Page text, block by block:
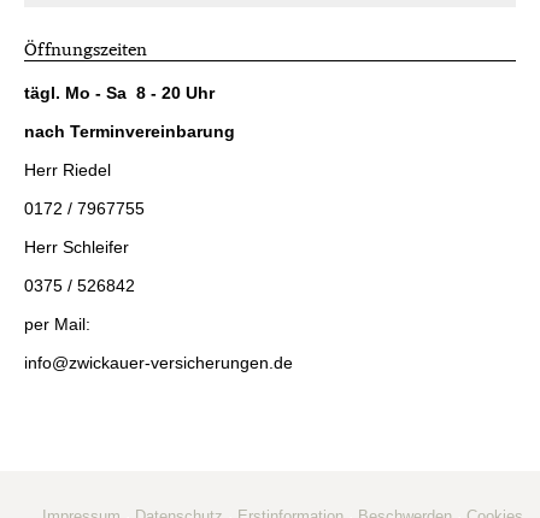
Öffnungszeiten
tägl. Mo - Sa 8 - 20 Uhr
nach Terminvereinbarung
Herr Riedel
0172 / 7967755
Herr Schleifer
0375 / 526842
per Mail:
info@zwickauer-versicherungen.de